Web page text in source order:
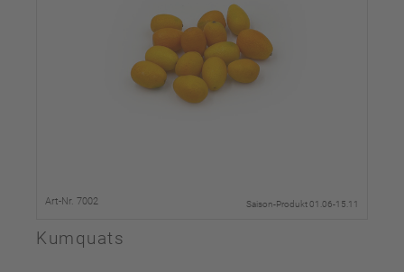
Art-Nr. 7002 Saison-Produkt 01.06-15.11
Kumquats